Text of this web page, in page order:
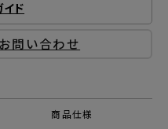
イド
問い合わせ
商品仕様